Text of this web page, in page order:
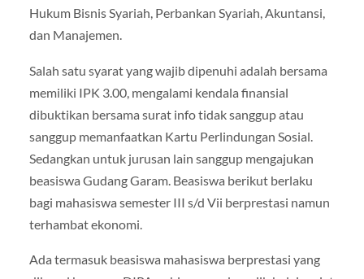
Hukum Bisnis Syariah, Perbankan Syariah, Akuntansi,
dan Manajemen.
Salah satu syarat yang wajib dipenuhi adalah bersama
memiliki IPK 3.00, mengalami kendala finansial
dibuktikan bersama surat info tidak sanggup atau
sanggup memanfaatkan Kartu Perlindungan Sosial.
Sedangkan untuk jurusan lain sanggup mengajukan
beasiswa Gudang Garam. Beasiswa berikut berlaku
bagi mahasiswa semester III s/d Vii berprestasi namun
terhambat ekonomi.
Ada termasuk beasiswa mahasiswa berprestasi yang